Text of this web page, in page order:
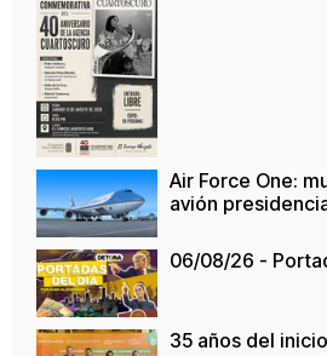
Air Force One:
avión
06/08/26 -
35 años del